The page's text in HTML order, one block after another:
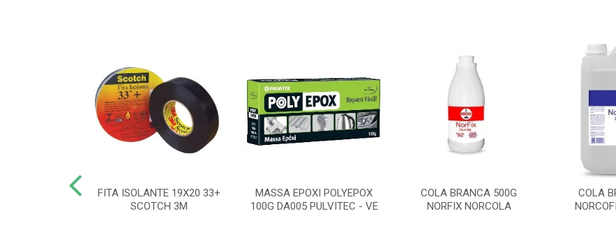
FITA ISOLANTE 19X20 33+
SCOTCH 3M
MASSA EPOXI POLYEPOX
100G DA005 PULVITEC - VE
COLA BRANCA 500G
NORFIX NORCOLA
COLA